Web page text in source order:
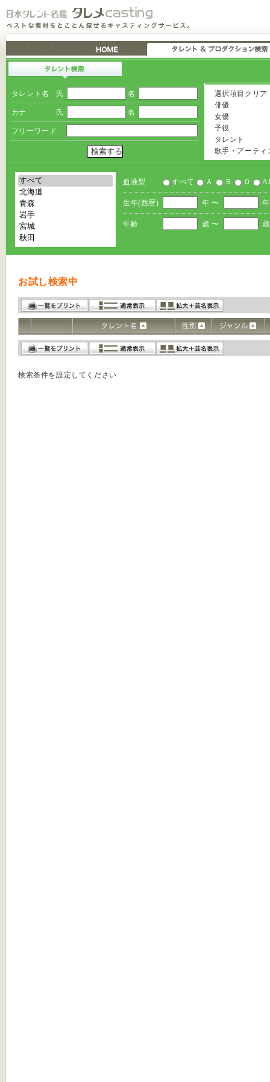
タレント名 氏 名
カナ 氏 名
フリーワード
選択項目クリア
俳優
女優
子役
タレント
歌手・アーティ
血液型 すべて Ａ Ｂ Ｏ
生年(西暦) 年 〜
年齢 歳 〜 歳
お試し検索中
検索条件を設定してください